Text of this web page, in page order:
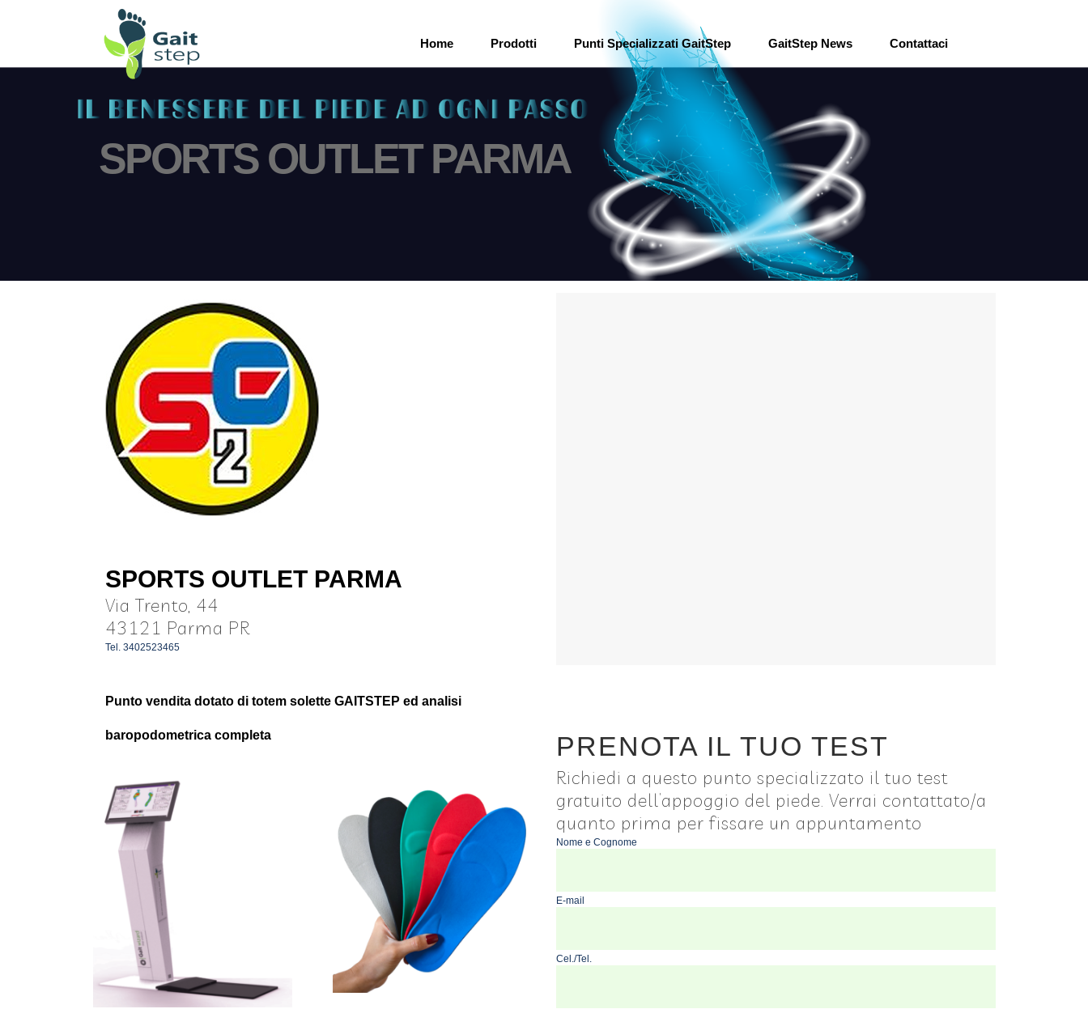
Home Prodotti Punti Specializzati GaitStep GaitStep News Contattaci
SPORTS OUTLET PARMA
SPORTS OUTLET PARMA
Via Trento, 44
43121 Parma PR
Tel. 3402523465
Punto vendita dotato di totem solette GAITSTEP ed analisi
baropodometrica completa PRENOTA IL TUO TEST
Richiedi a questo punto specializzato il tuo test
gratuito dell’appoggio del piede. Verrai contattato/a
quanto prima per fissare un appuntamento
Nome e Cognome
E-mail
Cel./Tel.